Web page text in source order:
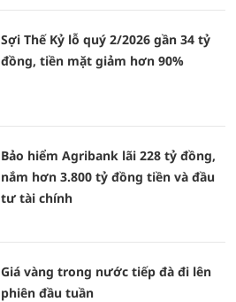
Sợi Thế Kỷ lỗ quý 2/2026 gần 34 tỷ
đồng, tiền mặt giảm hơn 90%
Bảo hiểm Agribank lãi 228 tỷ đồng,
nắm hơn 3.800 tỷ đồng tiền và đầu
tư tài chính
Giá vàng trong nước tiếp đà đi lên
phiên đầu tuần